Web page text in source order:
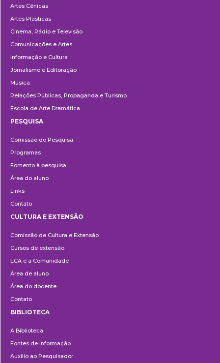
Artes Cênicas
Artes Plásticas
Cinema, Rádio e Televisão
Comunicações e Artes
Informação e Cultura
Jornalismo e Editoração
Música
Relações Públicas, Propaganda e Turismo
Escola de Arte Dramática
PESQUISA
Comissão de Pesquisa
Programas
Fomento à pesquisa
Área do aluno
Links
Contato
e
Extensão
CULTURA E EXTENSÃO
Comissão de Cultura e Extensão
Cursos de extensão
ECA e a Comunidade
Área de aluno
Área do docente
Contato
BIBLIOTECA
A Biblioteca
Fontes de informação
Auxílio ao Pesquisador